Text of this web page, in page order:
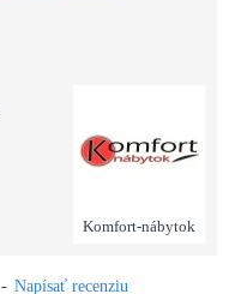
Komfort-nábytok
- Napísať recenziu